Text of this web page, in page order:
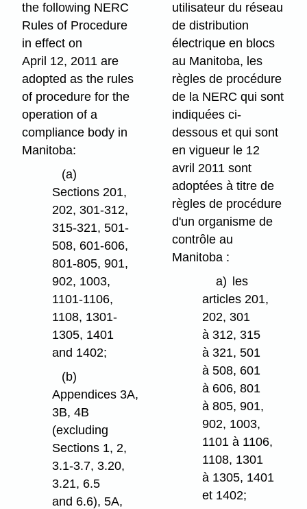
the following NERC
Rules of Procedure
in effect on
April 12, 2011 are
adopted as the rules
of procedure for the
operation of a
compliance body in
Manitoba:
(a)
Sections 201,
202, 301-312,
315-321, 501-
508, 601-606,
801-805, 901,
902, 1003,
1101-1106,
1108, 1301-
1305, 1401
and 1402;
(b)
Appendices 3A,
3B, 4B
(excluding
Sections 1, 2,
3.1-3.7, 3.20,
3.21, 6.5
and 6.6), 5A,
utilisateur du réseau
de distribution
électrique en blocs
au Manitoba, les
règles de procédure
de la NERC qui sont
indiquées ci-
dessous et qui sont
en vigueur le 12
avril 2011 sont
adoptées à titre de
règles de procédure
d'un organisme de
contrôle au
Manitoba :
a)
les
articles 201,
202, 301
à 312, 315
à 321, 501
à 508, 601
à 606, 801
à 805, 901,
902, 1003,
1101 à 1106,
1108, 1301
à 1305, 1401
et 1402;